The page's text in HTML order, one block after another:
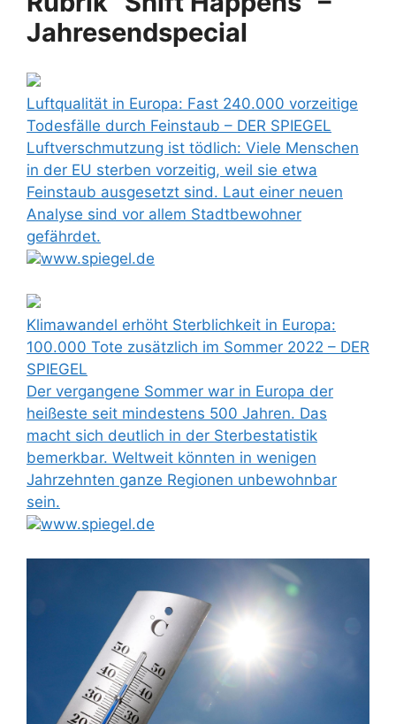
Jahresendspecial
Luftqualität in Europa: Fast 240.000 vorzeitige
Todesfälle durch Feinstaub – DER SPIEGEL
Luftverschmutzung ist tödlich: Viele Menschen
in der EU sterben vorzeitig, weil sie etwa
Feinstaub ausgesetzt sind. Laut einer neuen
Analyse sind vor allem Stadtbewohner
gefährdet.
www.spiegel.de
Klimawandel erhöht Sterblichkeit in Europa:
100.000 Tote zusätzlich im Sommer 2022 – DER
SPIEGEL
Der vergangene Sommer war in Europa der
heißeste seit mindestens 500 Jahren. Das
macht sich deutlich in der Sterbestatistik
bemerkbar. Weltweit könnten in wenigen
Jahrzehnten ganze Regionen unbewohnbar
sein.
www.spiegel.de